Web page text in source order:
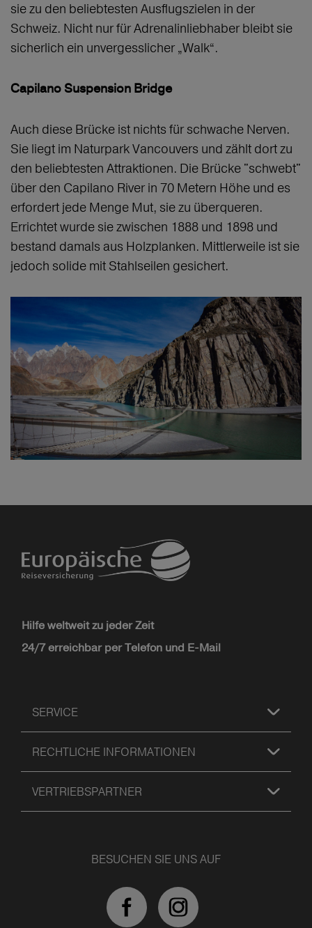
sie zu den beliebtesten Ausflugszielen in der
Schweiz. Nicht nur für Adrenalinliebhaber bleibt sie
sicherlich ein unvergesslicher „Walk“.
Capilano Suspension Bridge
Auch diese Brücke ist nichts für schwache Nerven.
Sie liegt im Naturpark Vancouvers und zählt dort zu
den beliebtesten Attraktionen. Die Brücke "schwebt"
über den Capilano River in 70 Metern Höhe und es
erfordert jede Menge Mut, sie zu überqueren.
Errichtet wurde sie zwischen 1888 und 1898 und
bestand damals aus Holzplanken. Mittlerweile ist sie
jedoch solide mit Stahlseilen gesichert.
Hilfe weltweit zu jeder Zeit
24/7 erreichbar per Telefon und E-Mail
SERVICE
RECHTLICHE INFORMATIONEN
VERTRIEBSPARTNER
BESUCHEN SIE UNS AUF